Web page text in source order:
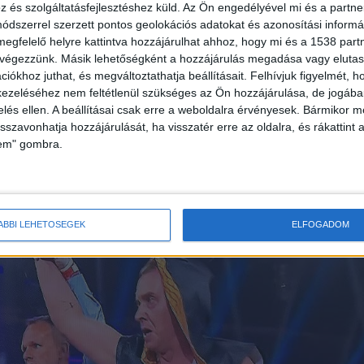
és szolgáltatásfejlesztéshez küld. Az Ön engedélyével mi és a
szerzett pontos geolokációs adatokat és azonosítási
helyre kattintva hozzájárulhat ahhoz, hogy mi és a 1538
Másik lehetőségként a hozzájárulás megadása vagy
juthat, és megváltoztathatja beállításait. Felhívjuk figyelmét,
nem feltétlenül szükséges az Ön hozzájárulása, de
ellen. A beállításai csak erre a weboldalra érvényesek. Bármikor
hozzájárulását, ha visszatér erre az oldalra, és rákattint
gombra.
LEHETŐSÉGEK ELFOGADOM
el a Kőgazdag fiatalok sztárját a Sztárbox
után rögtön jött egy ismerősöm a saját
és sajnos elszakadt a jobb térdemben az
műteni kellene, de nem muszáj. Ha nem
magától” – nyilatkozta Ogli az